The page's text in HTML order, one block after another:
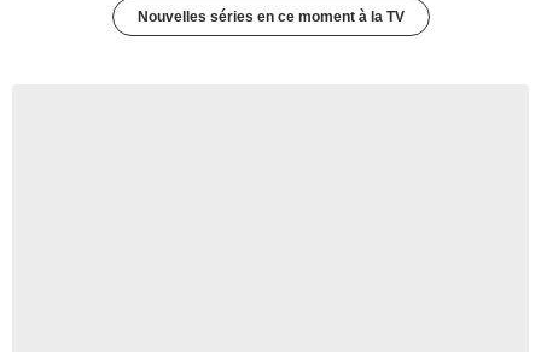
Nouvelles séries en ce moment à la TV